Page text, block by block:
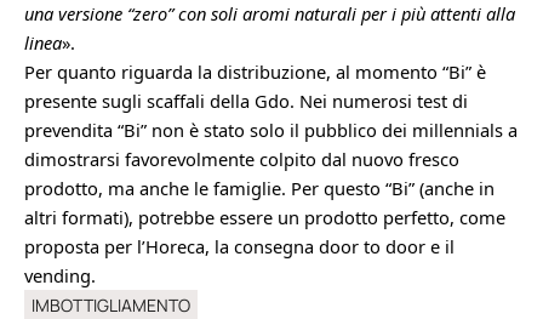
una versione “zero” con soli aromi naturali per i più attenti alla
linea».
Per quanto riguarda la distribuzione, al momento “Bi” è
presente sugli scaffali della Gdo. Nei numerosi test di
prevendita “Bi” non è stato solo il pubblico dei millennials a
dimostrarsi favorevolmente colpito dal nuovo fresco
prodotto, ma anche le famiglie. Per questo “Bi” (anche in
altri formati), potrebbe essere un prodotto perfetto, come
proposta per l’Horeca, la consegna door to door e il
vending.
IMBOTTIGLIAMENTO